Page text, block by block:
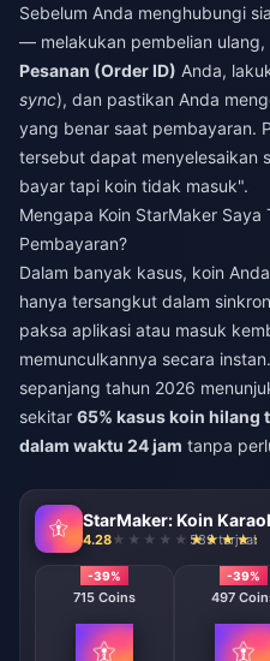
Sebelum Anda menghubungi
— melakukan pembelian ulang,
Pesanan (Order ID) Anda,
sync), dan pastikan Anda
yang benar saat pembayaran.
tersebut dapat menyelesaikan
bayar tapi koin tidak masuk".
Mengapa Koin StarMaker
Pembayaran?
Dalam banyak kasus, koin
hanya tersangkut dalam
paksa aplikasi atau masuk
memunculkannya secara
sepanjang tahun 2026
sekitar 65% kasus koin hilang
dalam waktu 24 jam tanpa
4.28 589 terjual
-39%
715 Coins
-39%
497